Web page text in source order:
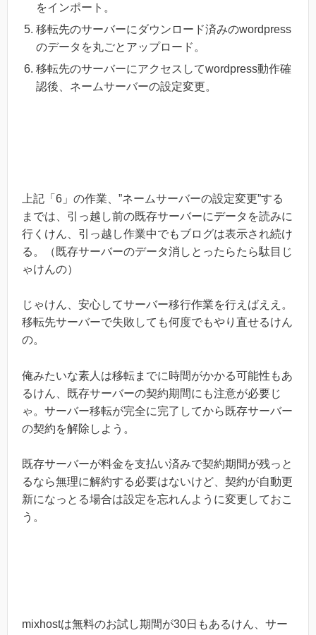
をインポート。
移転先のサーバーにダウンロード済みのwordpress
のデータを丸ごとアップロード。
移転先のサーバーにアクセスしてwordpress動作確
認後、ネームサーバーの設定変更。
上記「6」の作業、”ネームサーバーの設定変更”する
までは、引っ越し前の既存サーバーにデータを読みに
行くけん、引っ越し作業中でもブログは表示され続け
る。（既存サーバーのデータ消しとったらたら駄目じ
ゃけんの）
じゃけん、安心してサーバー移行作業を行えばええ。
移転先サーバーで失敗しても何度でもやり直せるけん
の。
俺みたいな素人は移転までに時間がかかる可能性もあ
るけん、既存サーバーの契約期間にも注意が必要じ
ゃ。サーバー移転が完全に完了してから既存サーバー
の契約を解除しよう。
既存サーバーが料金を支払い済みで契約期間が残っと
るなら無理に解約する必要はないけど、契約が自動更
新になっとる場合は設定を忘れんように変更しておこ
う。
mixhostは無料のお試し期間が30日もあるけん、サー